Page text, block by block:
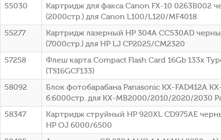
55030
Картридж для факса Canon FX-10 0263B002
(2000стр.) для Canon L100/L120/MF4018
55277
Картридж лазерный HP 304A CC530AD
(7000стр.) для HP LJ CP2025/CM2320
57258
Флеш карта Compact Flash Card 16Gb 133x
(TS16GCF133)
58092
Блок фотобарабана Panasonic KX-FAD412A
б:6000стр. для KX-MB2000/2010/2020/2030
58347
Картридж струйный HP 920XL CD975AE
HP OJ 6000/6500